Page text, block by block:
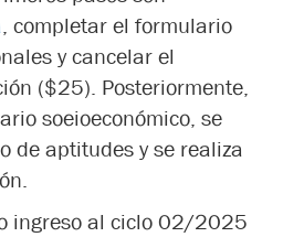
, completar el formulario
y cancelar el
($25). Posteriormente,
soeioeconómico, se
de aptitudes y se realiza
ingreso al ciclo 02/2025